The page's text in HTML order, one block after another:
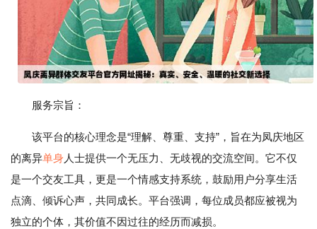
服务宗旨：
该平台的核心理念是“理解、尊重、支持”，旨在为凤庆地区
的离异单身 人士提供一个无压力、无歧视的交流空间。它不仅
是一个交友工具，更是一个情感支持系统，鼓励用户分享生活
点滴、倾诉心声，共同成长。平台强调，每位成员都应被视为
独立的个体，其价值不因过往的经历而减损。